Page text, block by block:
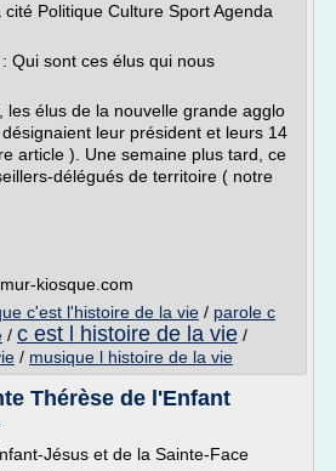
Politique Culture Sport Agenda
Qui sont ces élus qui nous
les élus de la nouvelle grande agglo
leur président et leurs 14
article ). Une semaine plus tard, ce
délégués de territoire ( notre
kiosque.com
c'est l'histoire de la vie / parole c
/ c est l histoire de la vie /
/ musique l histoire de la vie
Thérèse de l'Enfant
Jésus et de la Sainte-Face